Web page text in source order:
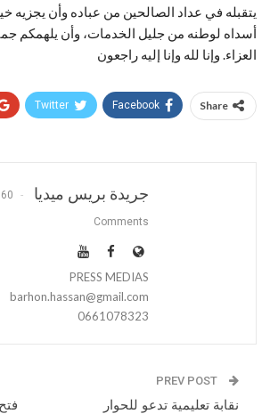
يتقبله في عداد الصالحين من عباده وأن يجزيه
أسداه لوطنه من جليل الخدمات، وأن يلهمكم
العزاء. وإنا لله وإنا إليه راجعون
Share
Facebook
Twitter
جريدة بريس ميديا
Comments
PRESS MEDIAS
barhon.hassan@gmail.com
0661078323
نقابة تعليمية تدعو للحوار